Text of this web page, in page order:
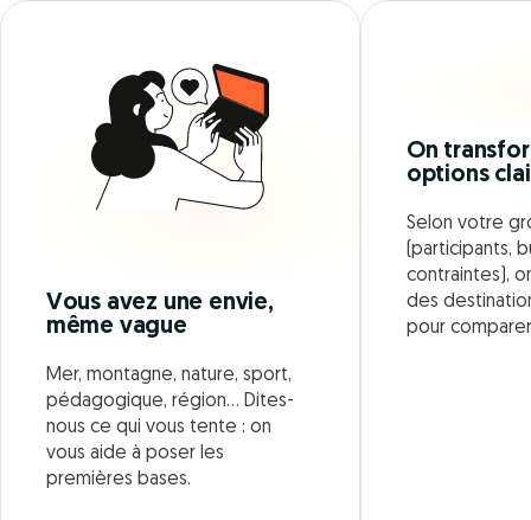
Vous avez une envie,
même vague
Mer, montagne, nature, sport,
pédagogique, région… Dites-
nous ce qui vous tente : on
vous aide à poser les
premières bases.
On
options
Selon votre
(participants,
contraintes),
des
pour